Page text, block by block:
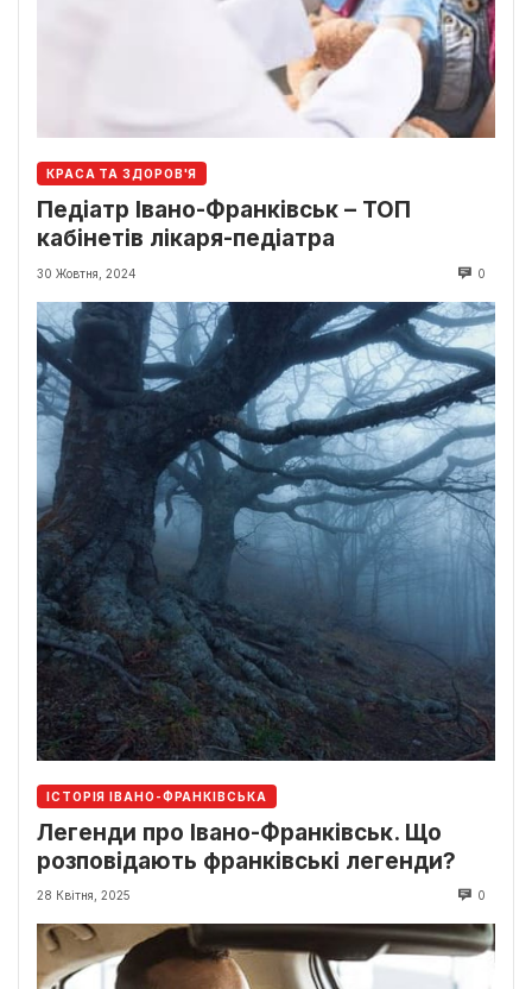
КРАСА ТА ЗДОРОВ'Я
Педіатр Івано-Франківськ – ТОП
кабінетів лікаря-педіатра
30 Жовтня, 2024 0
ІСТОРІЯ ІВАНО-ФРАНКІВСЬКА
Легенди про Івано-Франківськ. Що
розповідають франківські легенди?
28 Квітня, 2025 0